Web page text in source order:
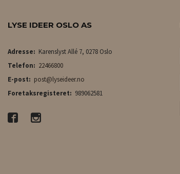
LYSE IDEER OSLO AS
Adresse: Karenslyst Allé 7, 0278 Oslo
Telefon: 22466800
E-post: post@lyseideer.no
Foretaksregisteret: 989062581